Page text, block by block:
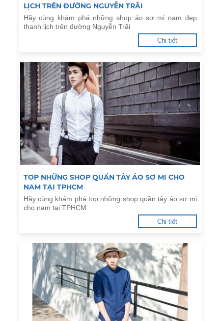
LỊCH TRÊN ĐƯỜNG NGUYỄN TRÃI
Hãy cùng khám phá những shop áo sơ mi nam đẹp
thanh lịch trên đường Nguyễn Trãi
Chi tiết
TOP NHỮNG SHOP QUẦN TÂY ÁO SƠ MI CHO
NAM TẠI TPHCM
Hãy cùng khám phá top những shop quần tây áo sơ mi
cho nam tại TPHCM
Chi tiết